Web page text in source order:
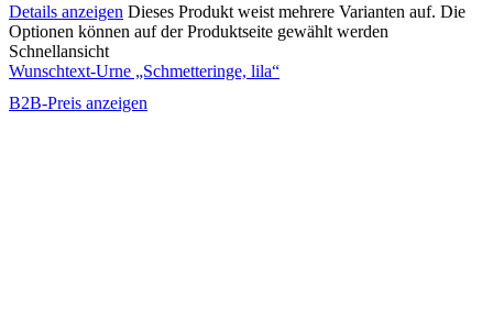
Details anzeigen Dieses Produkt weist mehrere Varianten auf. Die
Optionen können auf der Produktseite gewählt werden
Schnellansicht
Wunschtext-Urne „Schmetteringe, lila“
B2B-Preis anzeigen